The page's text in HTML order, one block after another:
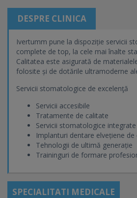
DESPRE CLINICA
Ivertumm pune la dispoziție servicii
complete de top, la cele mai înalte
Calitatea este asigurată de
folosite și de dotările ultramoderne
Servicii stomatologice de excelenţă
Servicii accesibile
Tratamente de calitate
Servicii stomatologice integrate
Implanturi dentare elvețiene
Tehnologii de ultimă generație
Traininguri de formare
SPECIALITATI MEDICALE